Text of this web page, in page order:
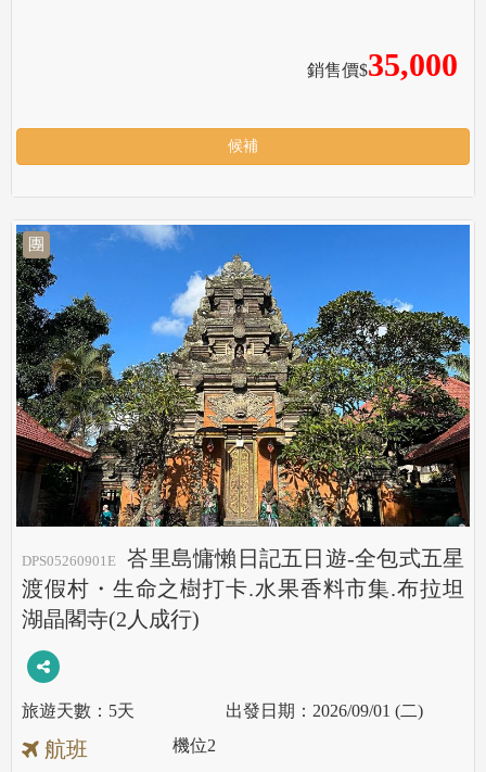
銷售價$35,000
候補
團
DPS05260901E
峇里島慵懶日記五日遊-全包式五星
渡假村・生命之樹打卡.水果香料市集.布拉坦
湖晶閣寺(2人成行)
5天 2026/09/01 (二)
航班 機位2